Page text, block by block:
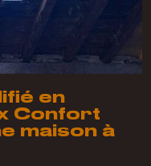
en
Confort
maison à